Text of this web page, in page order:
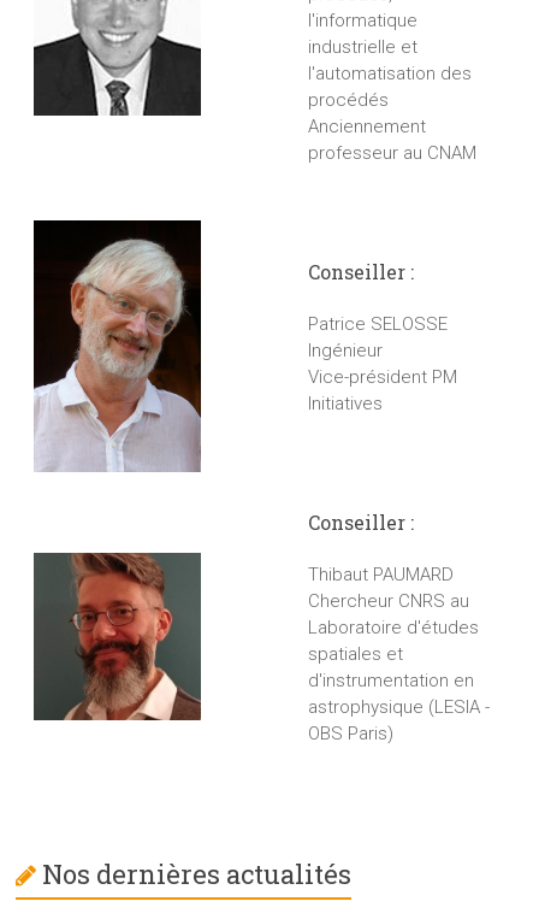
l'informatique
industrielle et
l'automatisation des
procédés
Anciennement
professeur au CNAM
Conseiller :
Patrice SELOSSE
Ingénieur
Vice-président PM
Initiatives
Conseiller :
Thibaut PAUMARD
Chercheur CNRS au
Laboratoire d'études
spatiales et
d'instrumentation en
astrophysique (LESIA -
OBS Paris)
Nos dernières actualités